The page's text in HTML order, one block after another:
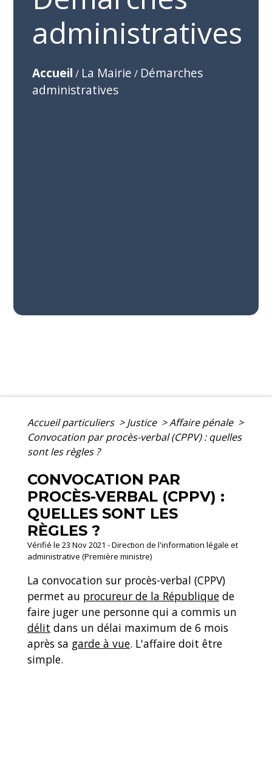
administratives
Accueil / La Mairie / Démarches
administratives
Accueil particuliers > Justice >Affaire pénale >
Convocation par procès-verbal (CPPV) : quelles
sont les règles ?
CONVOCATION PAR
PROCÈS-VERBAL (CPPV) :
QUELLES SONT LES
RÈGLES ?
Vérifié le 23 Nov 2021 - Direction de l'information légale et
administrative (Première ministre)
La convocation sur procès-verbal (CPPV)
permet au procureur de la République de
faire juger une personne qui a commis un
délit dans un délai maximum de 6 mois
après sa garde à vue. L'affaire doit être
simple.